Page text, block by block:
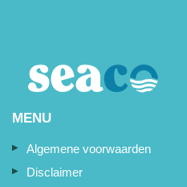
MENU
Algemene voorwaarden
Disclaimer